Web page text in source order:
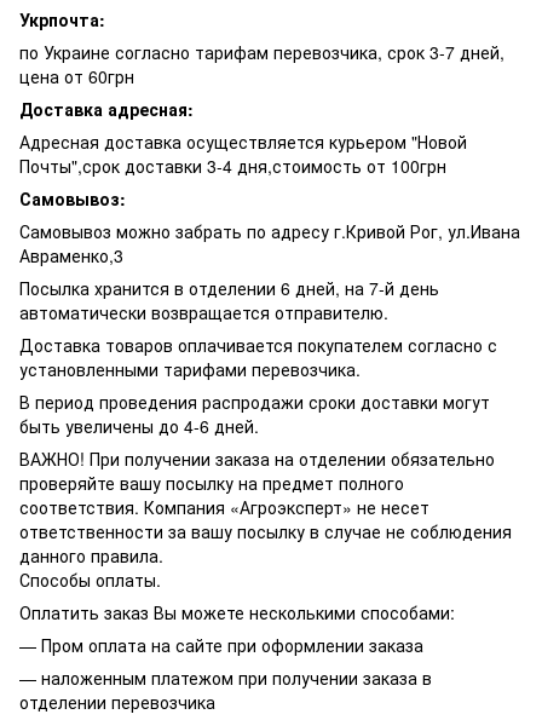
Укрпочта:
по Украине согласно тарифам перевозчика, срок 3-7 дней,
цена от 60грн
Доставка адресная:
Адресная доставка осуществляется курьером "Новой
Почты",срок доставки 3-4 дня,стоимость от 100грн
Самовывоз:
Самовывоз можно забрать по адресу г.Кривой Рог, ул.Ивана
Авраменко,3
Посылка хранится в отделении 6 дней, на 7-й день
автоматически возвращается отправителю.
Доставка товаров оплачивается покупателем согласно с
установленными тарифами перевозчика.
В период проведения распродажи сроки доставки могут
быть увеличены до 4-6 дней.
ВАЖНО! При получении заказа на отделении обязательно
проверяйте вашу посылку на предмет полного
соответствия. Компания «Агроэксперт» не несет
ответственности за вашу посылку в случае не соблюдения
данного правила.
Способы оплаты.
Оплатить заказ Вы можете несколькими способами:
— Пром оплата на сайте при оформлении заказа
— наложенным платежом при получении заказа в
отделении перевозчика